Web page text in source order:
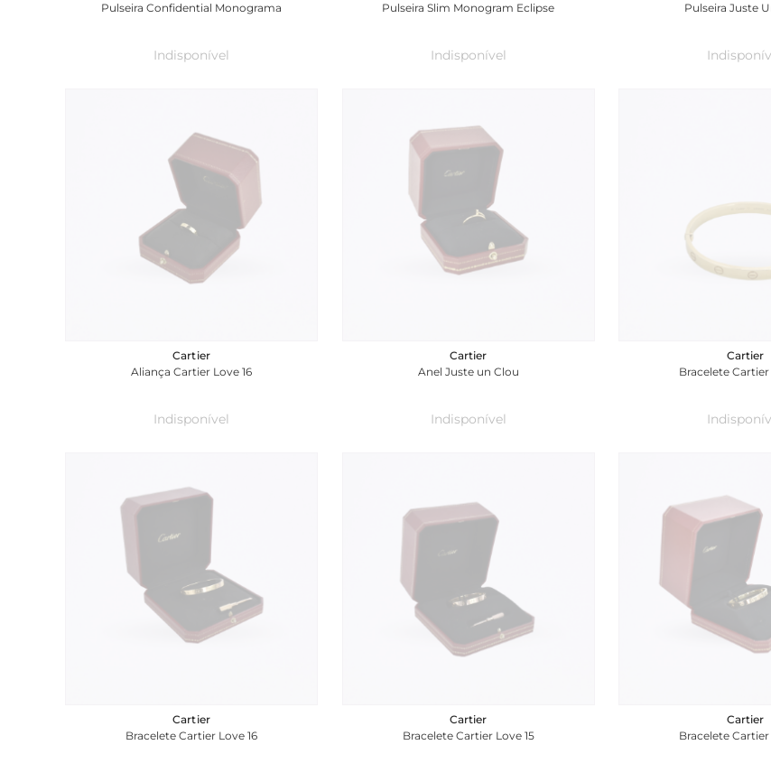
Pulseira Confidential Monograma
Indisponível
Pulseira Slim Monogram Eclipse
Indisponível
Pulseira Juste
Cartier
Aliança Cartier Love 16
Indisponível
Cartier
Anel Juste un Clou
Indisponível
Cartier
Cartier
Bracelete Cartier Love 16
Cartier
Bracelete Cartier Love 15
Cartier
Bracelete Cartier